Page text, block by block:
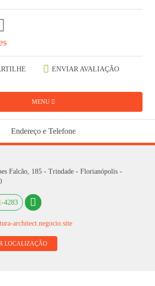
ENVIAR AVALIAÇÃO
MENU
Endereço e Telefone
Falcão, 185 - Trindade - Florianópolis -
4283
architect.negocio.site
LOCALIZAÇÃO